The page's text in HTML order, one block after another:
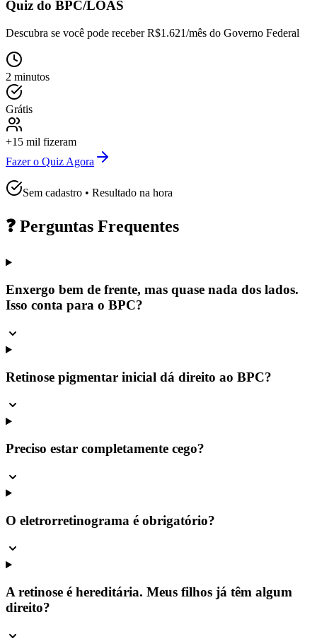
Quiz do BPC/LOAS
Descubra se você pode receber R$1.621/mês do Governo Federal
2 minutos
Grátis
+15 mil fizeram
Fazer o Quiz Agora
Sem cadastro • Resultado na hora
❓ Perguntas Frequentes
Enxergo bem de frente, mas quase nada dos lados.
Isso conta para o BPC?
Retinose pigmentar inicial dá direito ao BPC?
Preciso estar completamente cego?
O eletrorretinograma é obrigatório?
A retinose é hereditária. Meus filhos já têm algum
direito?